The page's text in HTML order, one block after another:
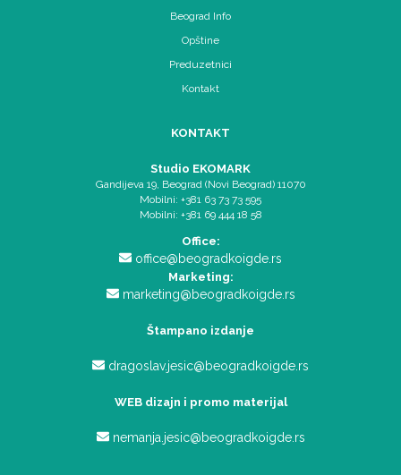
Beograd Info
Opštine
Preduzetnici
Kontakt
KONTAKT
Studio EKOMARK
Gandijeva 19, Beograd (Novi Beograd) 11070
Mobilni: +381 63 73 73 595
Mobilni: +381 69 444 18 58
Office:
office@beogradkoigde.rs
Marketing:
marketing@beogradkoigde.rs
Štampano izdanje
dragoslav.jesic@beogradkoigde.rs
WEB dizajn i promo materijal
nemanja.jesic@beogradkoigde.rs